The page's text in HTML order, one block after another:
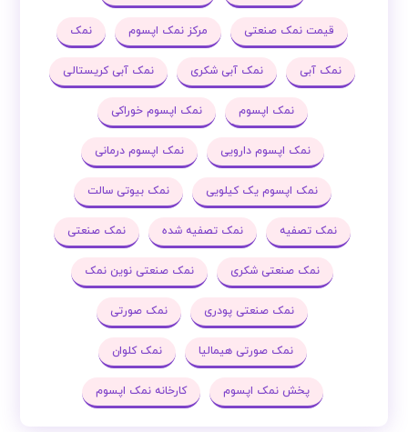
قیمت نمک صنعتی مرکز نمک اپسوم نمک
نمک آبی نمک آبی شکری نمک آبی کریستالی
نمک اپسوم نمک اپسوم خوراکی
نمک اپسوم دارویی نمک اپسوم درمانی
نمک اپسوم یک کیلویی نمک بیوتی سالت
نمک تصفیه نمک تصفیه شده نمک صنعتی
نمک صنعتی شکری نمک صنعتی نوین نمک
نمک صنعتی پودری نمک صورتی
نمک صورتی هیمالیا نمک کلوان
پخش نمک اپسوم کارخانه نمک اپسوم